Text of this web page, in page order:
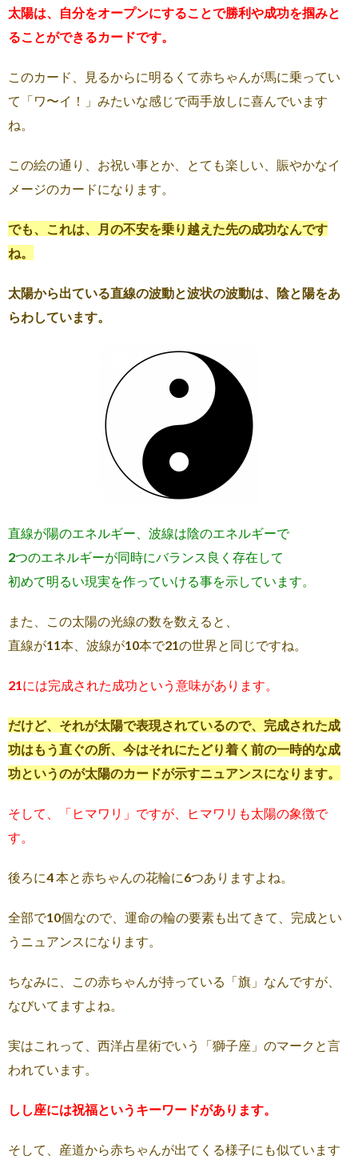
太陽は、自分をオープンにすることで勝利や成功を掴みと
ることができるカードです。
このカード、見るからに明るくて赤ちゃんが馬に乗ってい
て「ワ〜イ！」みたいな感じで両手放しに喜んでいます
ね。
この絵の通り、お祝い事とか、とても楽しい、賑やかなイ
メージのカードになります。
でも、これは、月の不安を乗り越えた先の成功なんです
ね。
太陽から出ている直線の波動と波状の波動は、陰と陽をあ
らわしています。
直線が陽のエネルギー、波線は陰のエネルギーで
2つのエネルギーが同時にバランス良く存在して
初めて明るい現実を作っていける事を示しています。
また、この太陽の光線の数を数えると、
直線が11本、波線が10本で21の世界と同じですね。
21には完成された成功という意味があります。
だけど、それが太陽で表現されているので、完成された成
功はもう直ぐの所、今はそれにたどり着く前の一時的な成
功というのが太陽のカードが示すニュアンスになります。
そして、「ヒマワリ」ですが、ヒマワリも太陽の象徴で
す。
後ろに4 本と赤ちゃんの花輪に6つありますよね。
全部で10個なので、運命の輪の要素も出てきて、完成とい
うニュアンスになります。
ちなみに、この赤ちゃんが持っている「旗」なんですが、
なびいてますよね。
実はこれって、西洋占星術でいう「獅子座」のマークと言
われています。
しし座には祝福というキーワードがあります。
そして、産道から赤ちゃんが出てくる様子にも似ています